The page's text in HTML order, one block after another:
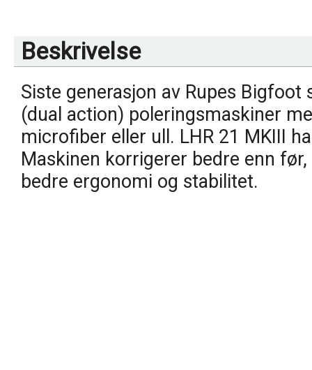
Beskrivelse
Siste generasjon av Rupes
(dual action) poleringsmaskiner
microfiber eller ull. LHR 21 MKIII
Maskinen korrigerer bedre enn
bedre ergonomi og stabilitet.